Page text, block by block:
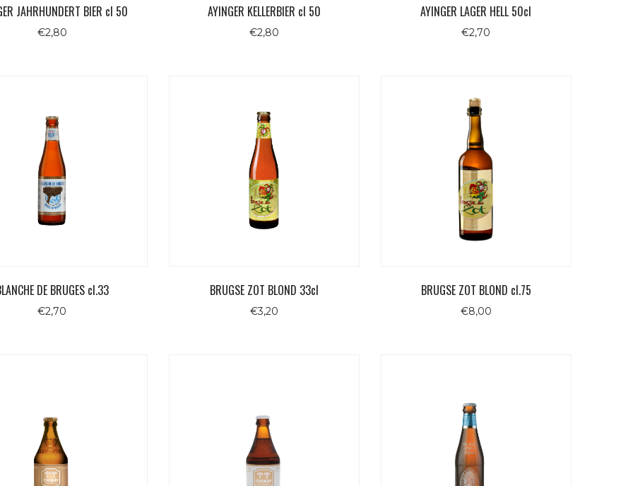
JAHRHUNDERT BIER cl 50
€2,80
AYINGER KELLERBIER cl 50
€2,80
AYINGER LAGER HELL 50cl
€2,70
DE BRUGES cl.33
€2,70
BRUGSE ZOT BLOND 33cl
€3,20
BRUGSE ZOT BLOND cl.75
€8,00